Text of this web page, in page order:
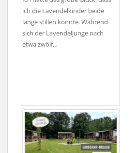
ich die Lavendelkinder beide
lange stillen konnte. Während
sich der Lavendeljunge nach
etwa zwölf…